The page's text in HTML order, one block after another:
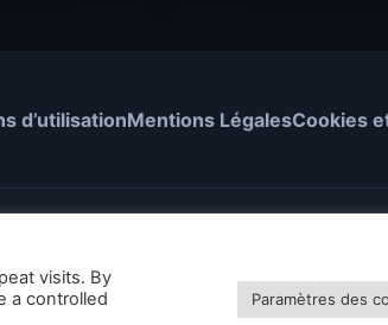
d’utilisationMentions LégalesCookies
Creative Commons
visits. By
a controlled
Paramètres des